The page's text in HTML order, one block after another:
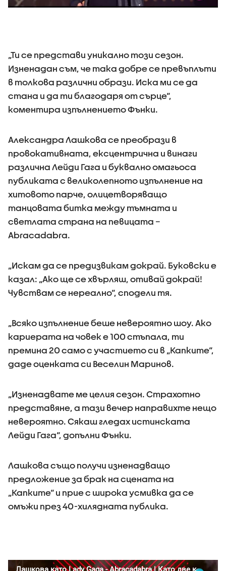
„Ти се представи уникално този сезон.
Изненадан съм, че така добре се превъплъти
в толкова различни образи. Иска ми се да
стана и да ти благодаря от сърце“,
коментира изпълнението Фънки.
Александра Лашкова се преобрази в
провокативната, ексцентрична и винаги
различна Лейди Гага и буквално омагьоса
публиката с великолепното изпълнение на
хитовото парче, олицетворяващо
танцовата битка между тъмната и
светлата страна на певицата –
Abracadabra.
„Искам да се предизвикам докрай. Буковски е
казал: „Ако ще се хвърляш, отивай докрай!
Чувствам се нереално“, сподели тя.
„Всяко изпълнение беше невероятно шоу. Ако
кариерата на човек е 100 стъпала, ти
премина 20 само с участието си в „Капките“,
даде оценката си Веселин Маринов.
„Изненадвате ме целия сезон. Страхотно
представяне, а тази вечер направихте нещо
невероятно. Сякаш гледах истинската
Лейди Гага“, допълни Фънки.
Лашкова също получи изненадващо
предложение за брак на сцената на
„Капките“ и прие с широка усмивка да се
омъжи през 40-хилядната публика.